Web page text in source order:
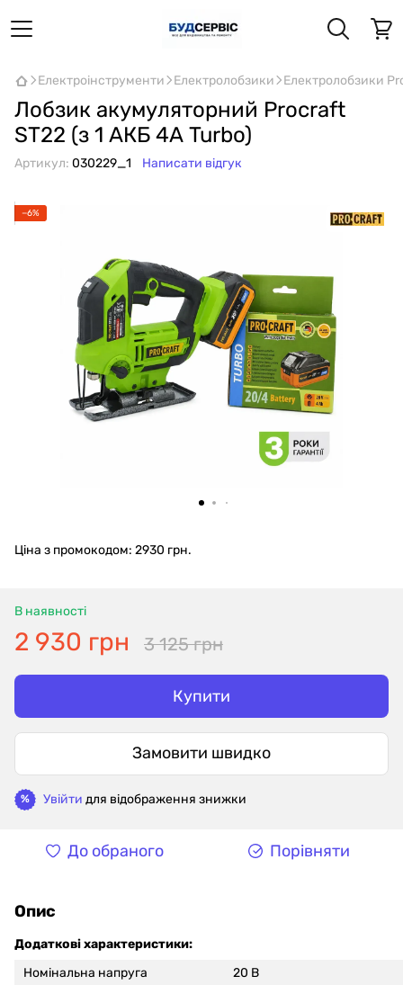
Електроінструменти Електролобзики Електролобзики
Лобзик акумуляторний Procraft
ST22 (з 1 АКБ 4А Turbo)
Артикул: 030229_1 Написати відгук
−6%
Ціна з промокодом: 2930 грн.
В наявності
2 930 грн 3 125 грн
Купити
Замовити швидко
% Увійти для відображення знижки
До обраного Порівняти
Опис
Додаткові характеристики:
Номінальна напруга
20 В